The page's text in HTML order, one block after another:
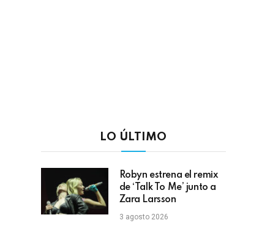
LO ÚLTIMO
Robyn estrena el remix
de ‘Talk To Me’ junto a
Zara Larsson
3 agosto 2026